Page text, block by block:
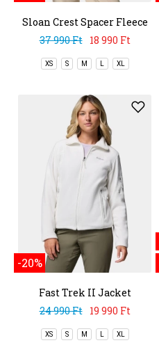
Sloan Crest Spacer Fleece
Full Zip
37 990 Ft 18 990 Ft
XS S M L XL
-20%
Fast Trek II Jacket
24 990 Ft
19 990 Ft
XS S M L XL